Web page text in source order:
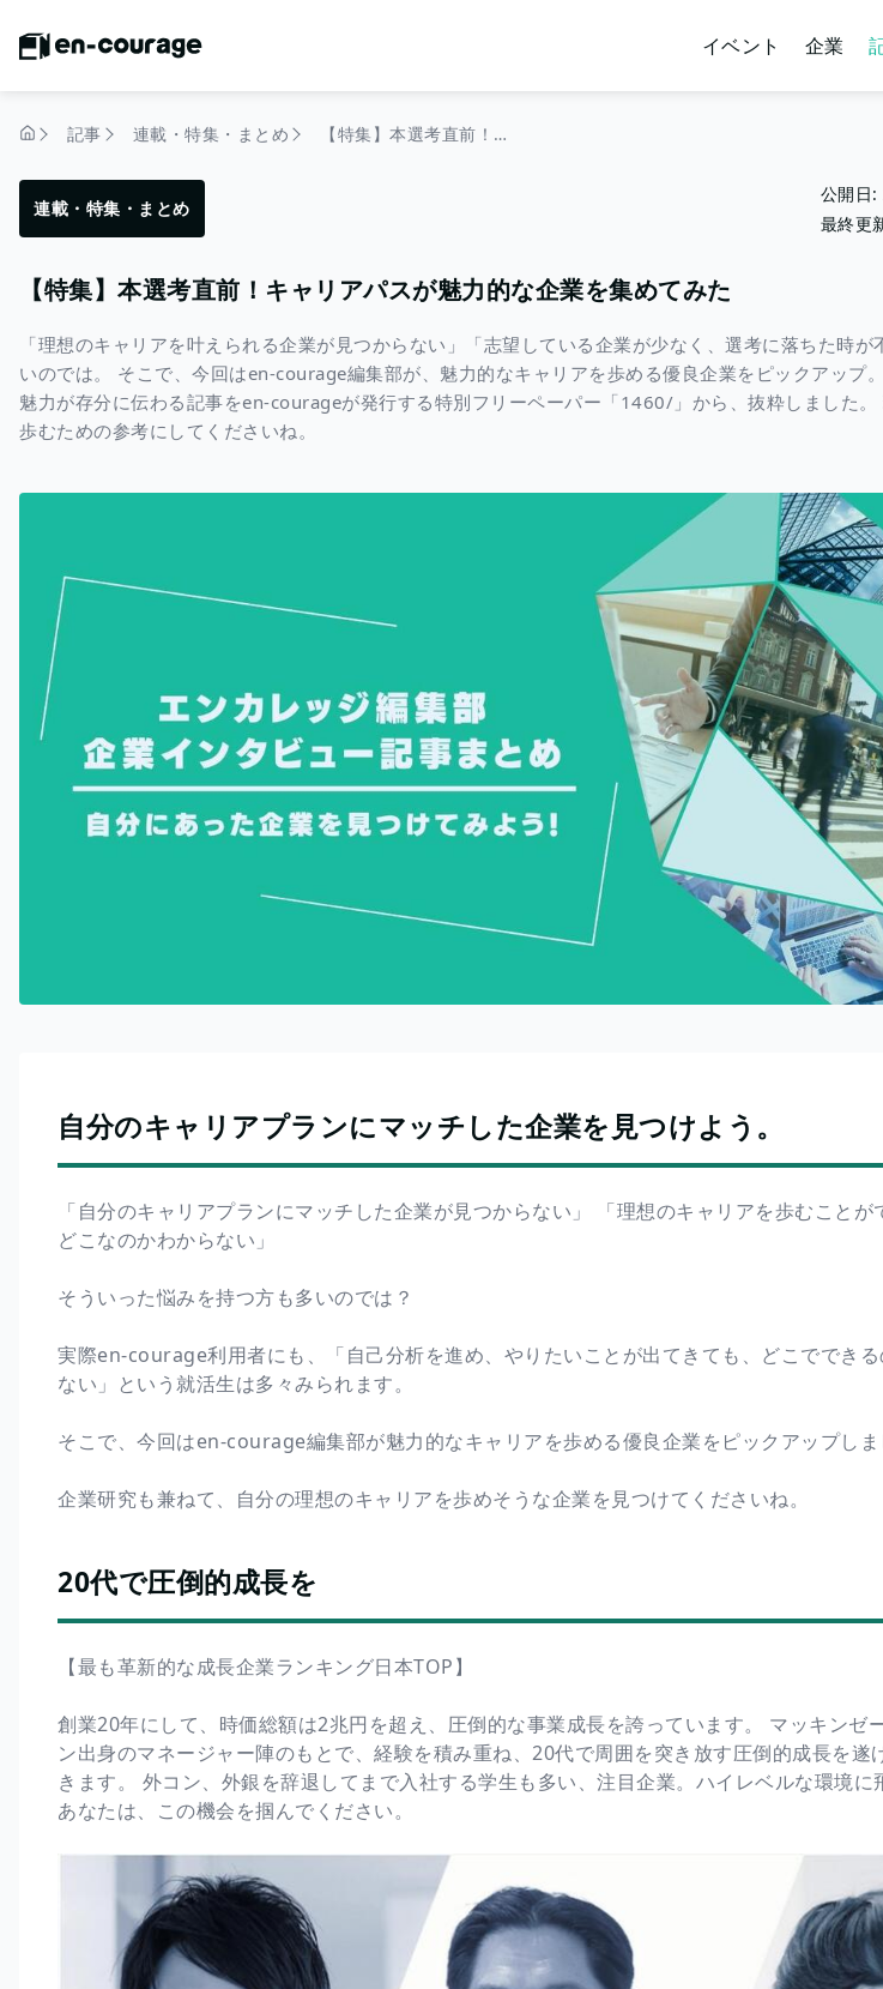
イベント 企業
記事 連載・特集・まとめ 【特集】本選考直前！キャリアパスが魅力的な企業を集めてみた
連載・特集・まとめ
公開日:
最終更
【特集】本選考直前！キャリアパスが魅力的な企業を集めてみた
「理想のキャリアを叶えられる企業が見つからない」「志望している企業が少なく、選考に落ちた時が
いのでは。 そこで、今回はen-courage編集部が、魅力的なキャリアを歩める優良企業をピックアップ
魅力が存分に伝わる記事をen-courageが発行する特別フリーペーパー「1460/」から、抜粋しました。
歩むための参考にしてくださいね。
自分のキャリアプランにマッチした企業を見つけよう。
「自分のキャリアプランにマッチした企業が見つからない」 「理想のキャリアを歩むことが
どこなのかわからない」
そういった悩みを持つ方も多いのでは？
実際en-courage利用者にも、「自己分析を進め、やりたいことが出てきても、どこででき
ない」という就活生は多々みられます。
そこで、今回はen-courage編集部が魅力的なキャリアを歩める優良企業をピックアップしま
企業研究も兼ねて、自分の理想のキャリアを歩めそうな企業を見つけてくださいね。
20代で圧倒的成長を
【最も革新的な成長企業ランキング日本TOP】
創業20年にして、時価総額は2兆円を超え、圧倒的な事業成長を誇っています。 マッキンゼ
ン出身のマネージャー陣のもとで、経験を積み重ね、20代で周囲を突き放す圧倒的成長を遂
きます。 外コン、外銀を辞退してまで入社する学生も多い、注目企業。ハイレベルな環境に
あなたは、この機会を掴んでください。